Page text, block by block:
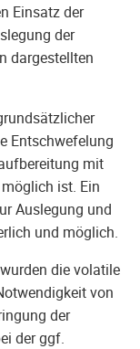
Einsatz der
der
dargestellten
Entschwefelung
mit
ist. Ein
Auslegung und
und möglich.
die volatile
von
der
der ggf.